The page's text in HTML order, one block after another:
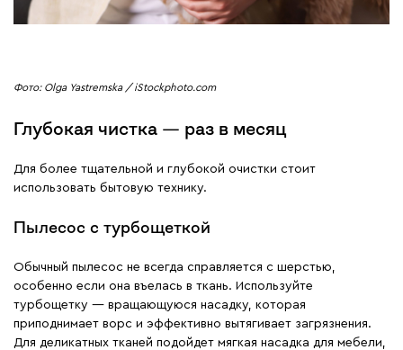
Фото: Olga Yastremska / iStockphoto.com
Глубокая чистка — раз в месяц
Для более тщательной и глубокой очистки стоит
использовать бытовую технику.
Пылесос с турбощеткой
Обычный пылесос не всегда справляется с шерстью,
особенно если она въелась в ткань. Используйте
турбощетку — вращающуюся насадку, которая
приподнимает ворс и эффективно вытягивает загрязнения.
Для деликатных тканей подойдет мягкая насадка для мебели,